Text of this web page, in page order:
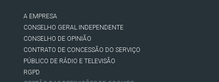
A EMPRESA
CONSELHO GERAL INDEPENDENTE
CONSELHO DE OPINIÃO
CONTRATO DE CONCESSÃO DO SERVIÇO
PÚBLICO DE RÁDIO E TELEVISÃO
RGPD